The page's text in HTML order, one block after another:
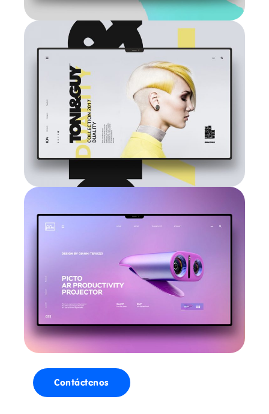
Contáctenos